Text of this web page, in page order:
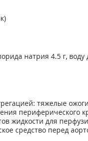
натрия 4.5 г,
тяжелые
жидкости для
средство перед